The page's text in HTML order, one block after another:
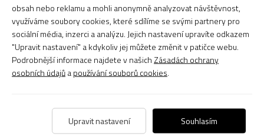
Adresa:Kladská 1117/25,
Hradec Králové - 500 03
Tel. číslo: 495 217 423
E-mail:obchod@cmias.cz
obsah nebo reklamu a mohli anonymně analyzovat návštěvnost,
využíváme soubory cookies, které sdílíme se svými partnery pro
sociální média, inzerci a analýzu. Jejich nastavení upravíte odkazem
"Upravit nastavení" a kdykoliv jej můžete změnit v patičce webu.
Podrobnější informace najdete v našich Zásadách ochrany
osobních údajůapoužívání souborů cookies.
Upravit nastavení Souhlasím